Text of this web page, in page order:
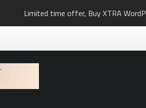
Limited time offer, Buy XTRA